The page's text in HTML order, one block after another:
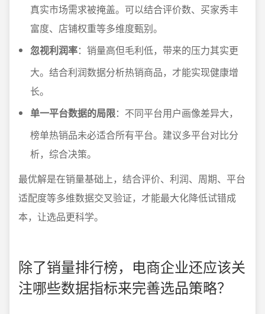
真实市场需求被掩盖。可以结合评价数、买家秀丰
富度、店铺权重等多维度甄别。
忽视利润率：销量高但毛利低，带来的压力其实更
大。结合利润数据分析热销商品，才能实现健康增
长。
单一平台数据的局限：不同平台用户画像差异大，
榜单热销品未必适合所有平台。建议多平台对比分
析，综合决策。
最优解是在销量基础上，结合评价、利润、周期、平台
适配度等多维数据交叉验证，才能最大化降低试错成
本，让选品更科学。
除了销量排行榜，电商企业还应该关
注哪些数据指标来完善选品策略？